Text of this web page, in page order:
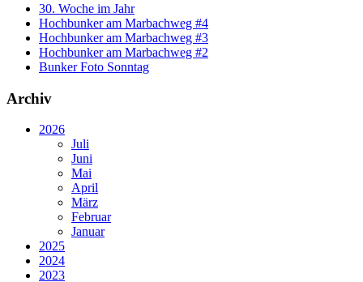
30. Woche im Jahr
Hochbunker am Marbachweg #4
Hochbunker am Marbachweg #3
Hochbunker am Marbachweg #2
Bunker Foto Sonntag
Archiv
2026
Juli
Juni
Mai
April
März
Februar
Januar
2025
2024
2023